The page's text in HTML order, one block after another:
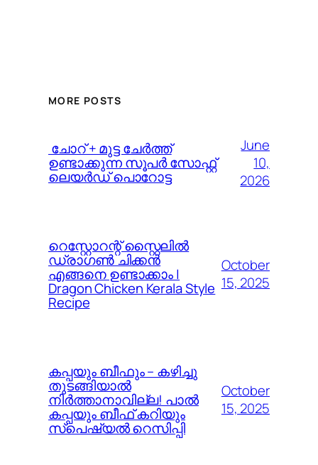
MORE POSTS
️ ചോറ് + മുട്ട ചേർത്ത്
ഉണ്ടാക്കുന്ന സൂപർ സോഫ്റ്റ്
ലെയർഡ് പൊറോട്ട
June
10,
2026
റെസ്റ്റോറന്റ് സ്റ്റൈലിൽ
ഡ്രാഗൺ ചിക്കൻ
എങ്ങനെ ഉണ്ടാക്കാം |
Dragon Chicken Kerala Style
Recipe
October
15, 2025
കപ്പയും ബീഫും – കഴിച്ചു
തുടങ്ങിയാൽ
നിർത്താനാവില്ല! പാൽ
കപ്പയും ബീഫ് കറിയും
സ്പെഷ്യൽ റെസിപ്പി
October
15, 2025